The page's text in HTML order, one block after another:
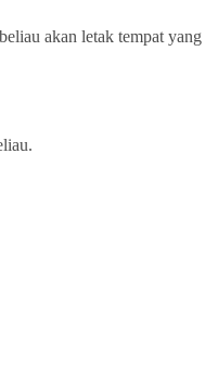
akan letak tempat yang